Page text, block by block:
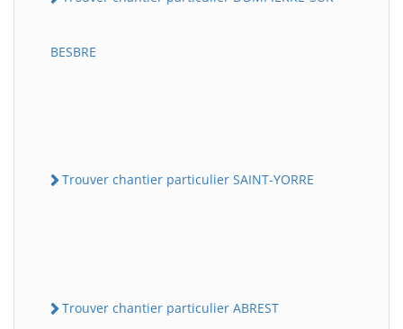
BESBRE
Trouver chantier particulier SAINT-YORRE
Trouver chantier particulier ABREST